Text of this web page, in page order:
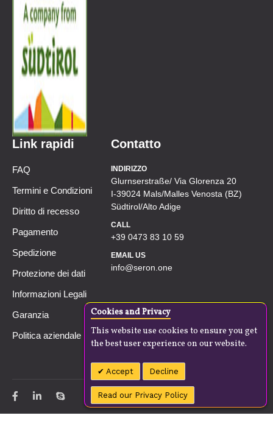
Cookies and Privacy
This website use cookies to ensure you get
the best user experience on our website.
Accept Decline
Read our Privacy Policy
Link rapidi
FAQ
Termini e Condizioni
Diritto di recesso
Pagamento
Spedizione
Protezione dei dati
Informazioni Legali
Garanzia
Politica aziendale
Contatto
INDIRIZZO
Glurnserstraße/ Via Glorenza 20
I-39024 Mals/Malles Venosta (BZ)
Südtirol/Alto Adige
CALL
+39 0473 83 10 59
EMAIL US
info@seron.one